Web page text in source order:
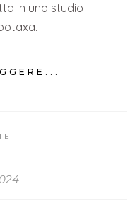
in uno studio